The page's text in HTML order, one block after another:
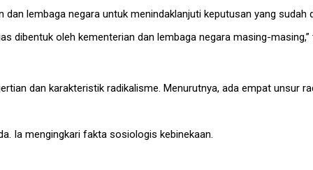
lembaga negara untuk menindaklanjuti keputusan yang sudah
dibentuk oleh kementerian dan lembaga negara masing-masing,”
dan karakteristik radikalisme. Menurutnya, ada empat unsur
Ia mengingkari fakta sosiologis kebinekaan.